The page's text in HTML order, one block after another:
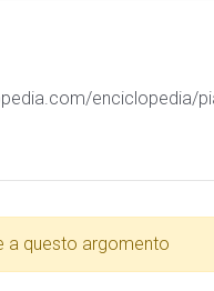
enciclopedia/
a questo argomento